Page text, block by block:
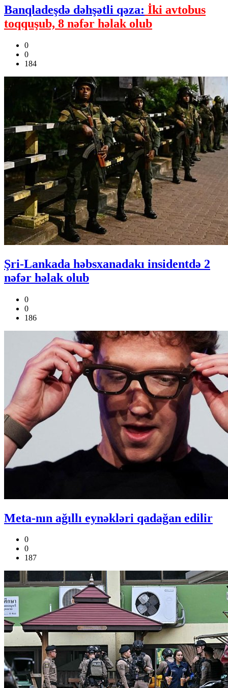
Banqladeşdə dəhşətli qəza: İki avtobus
toqquşub, 8 nəfər həlak olub
0
0
184
Şri-Lankada həbsxanadakı insidentdə 2
nəfər həlak olub
0
0
186
Meta-nın ağıllı eynəkləri qadağan edilir
0
0
187